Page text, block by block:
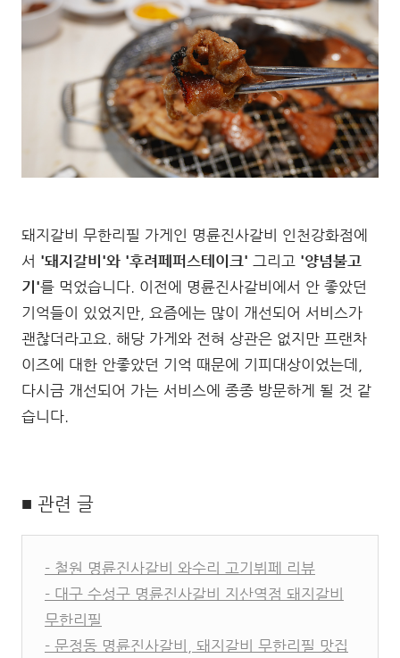
돼지갈비 무한리필 가게인 명륜진사갈비 인천강화점에
서 '돼지갈비'와 '후려페퍼스테이크' 그리고 '양념불고
기'를 먹었습니다. 이전에 명륜진사갈비에서 안 좋았던
기억들이 있었지만, 요즘에는 많이 개선되어 서비스가
괜찮더라고요. 해당 가게와 전혀 상관은 없지만 프랜차
이즈에 대한 안좋았던 기억 때문에 기피대상이었는데,
다시금 개선되어 가는 서비스에 종종 방문하게 될 것 같
습니다.
■ 관련 글
- 철원 명륜진사갈비 와수리 고기뷔페 리뷰
- 대구 수성구 명륜진사갈비 지산역점 돼지갈비
무한리필
- 문정동 명륜진사갈비, 돼지갈비 무한리필 맛집